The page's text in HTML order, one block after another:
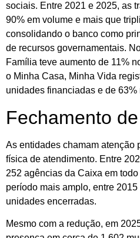
sociais. Entre 2021 e 2025, as
90% em volume e mais que
consolidando o banco como
de recursos governamentais.
Família teve aumento de 11%
o Minha Casa, Minha Vida
unidades financiadas e de
Fechamento
As entidades chamam atenção
física de atendimento. Entre
252 agências da Caixa em
período mais amplo, entre
unidades encerradas.
Mesmo com a redução, em